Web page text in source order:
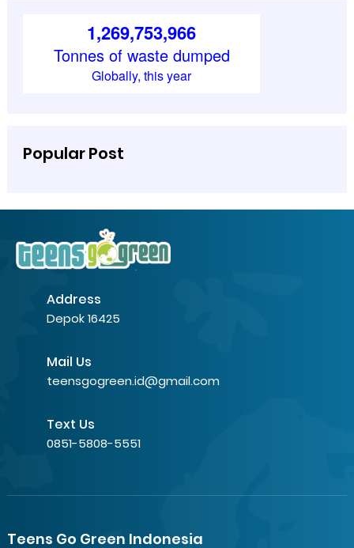
Popular Post
Address
Depok 16425
Mail Us
teensgogreen.id@gmail.com
Text Us
0851-5808-5551
Teens Go Green Indonesia